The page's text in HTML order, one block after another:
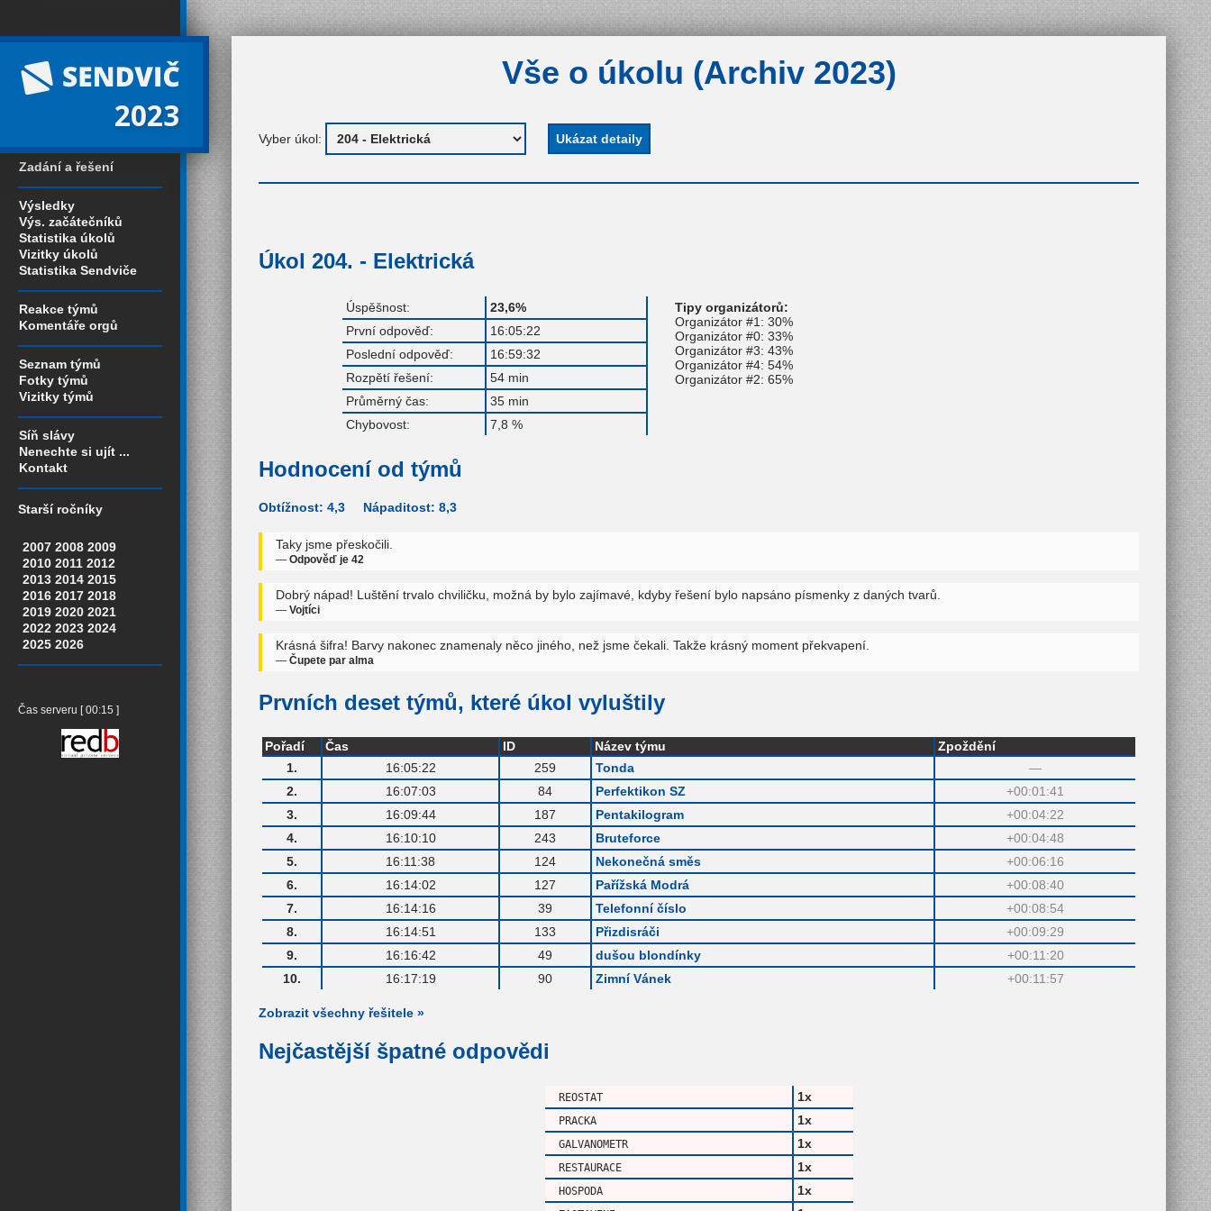
2023
Zadání a řešení
Výsledky
Výs. začátečníků
Statistika úkolů
Vizitky úkolů
Statistika Sendviče
Reakce týmů
Komentáře orgů
Seznam týmů
Fotky týmů
Vizitky týmů
Síň slávy
Nenechte si ujít ...
Kontakt
Starší ročníky
2007 2008 2009
2010 2011 2012
2013 2014 2015
2016 2017 2018
2019 2020 2021
2022 2023 2024
2025 2026
Čas serveru [ 00:15 ]
Vše o úkolu (Archiv 2023)
Vyber úkol:
Úkol 204. - Elektrická
Úspěšnost: 23,6%
Tipy organizátorů:
Organizátor #1: 30%
Organizátor #0: 33%
Organizátor #3: 43%
Organizátor #4: 54%
Organizátor #2: 65%
První odpověď:
16:05:22
Poslední odpověď:
16:59:32
Rozpětí řešení:
54 min
Průměrný čas:
35 min
Chybovost:
7,8 %
Hodnocení od týmů
Obtížnost: 4,3 Nápaditost: 8,3
Taky jsme přeskočili.
— Odpověď je 42
Dobrý nápad! Luštění trvalo chviličku, možná by bylo zajímavé, kdyby řešení bylo napsáno písmenky z daných tvarů.
— Vojtíci
Krásná šifra! Barvy nakonec znamenaly něco jiného, než jsme čekali. Takže krásný moment překvapení.
— Čupete par alma
Prvních deset týmů, které úkol vyluštily
Pořadí Čas ID Název týmu
Zpoždění
1.
16:05:22 259 Tonda
—
2.
16:07:03 84 Perfektikon SZ
+00:01:41
3.
16:09:44 187 Pentakilogram
+00:04:22
4.
16:10:10 243 Bruteforce
+00:04:48
5.
16:11:38 124 Nekonečná směs
+00:06:16
6.
16:14:02 127 Pařížská Modrá
+00:08:40
7.
16:14:16 39 Telefonní číslo
+00:08:54
8.
16:14:51 133 Přizdisráči
+00:09:29
9.
16:16:42 49 dušou blondínky
+00:11:20
10.
16:17:19 90 Zimní Vánek +00:11:57
Zobrazit všechny řešitele »
Nejčastější špatné odpovědi
REOSTAT 1x
PRACKA 1x
GALVANOMETR 1x
RESTAURACE 1x
HOSPODA 1x